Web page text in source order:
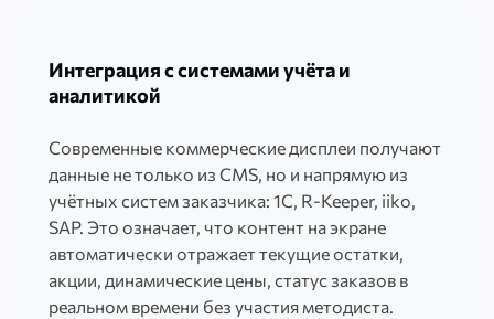
Интеграция с системами учёта и
аналитикой
Современные коммерческие дисплеи получают
данные не только из CMS, но и напрямую из
учётных систем заказчика: 1С, R-Keeper, iiko,
SAP. Это означает, что контент на экране
автоматически отражает текущие остатки,
акции, динамические цены, статус заказов в
реальном времени без участия методиста.